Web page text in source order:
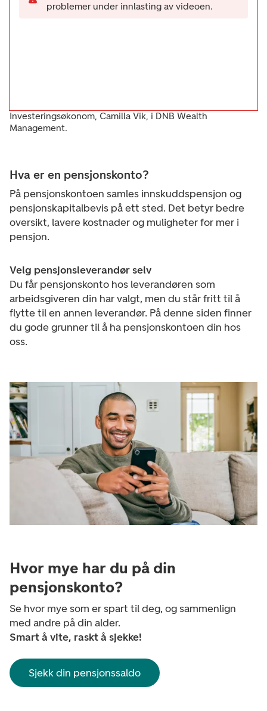
problemer under innlasting av videoen.
Investeringsøkonom, Camilla Vik, i DNB Wealth
Management.
Hva er en pensjonskonto?
På pensjonskontoen samles innskuddspensjon og
pensjonskapitalbevis på ett sted. Det betyr bedre
oversikt, lavere kostnader og muligheter for mer i
pensjon.
Velg pensjonsleverandør selv
Du får pensjonskonto hos leverandøren som
arbeidsgiveren din har valgt, men du står fritt til å
flytte til en annen leverandør. På denne siden finner
du gode grunner til å ha pensjonskontoen din hos
oss.
Hvor mye har du på din
pensjonskonto?
Se hvor mye som er spart til deg, og sammenlign
med andre på din alder.
Smart å vite, raskt å sjekke!
Sjekk din pensjonssaldo